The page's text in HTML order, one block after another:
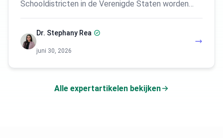
Schooldistricten in de Verenigde Staten worden…
Dr. Stephany Rea
juni 30, 2026
Alle expertartikelen bekijken